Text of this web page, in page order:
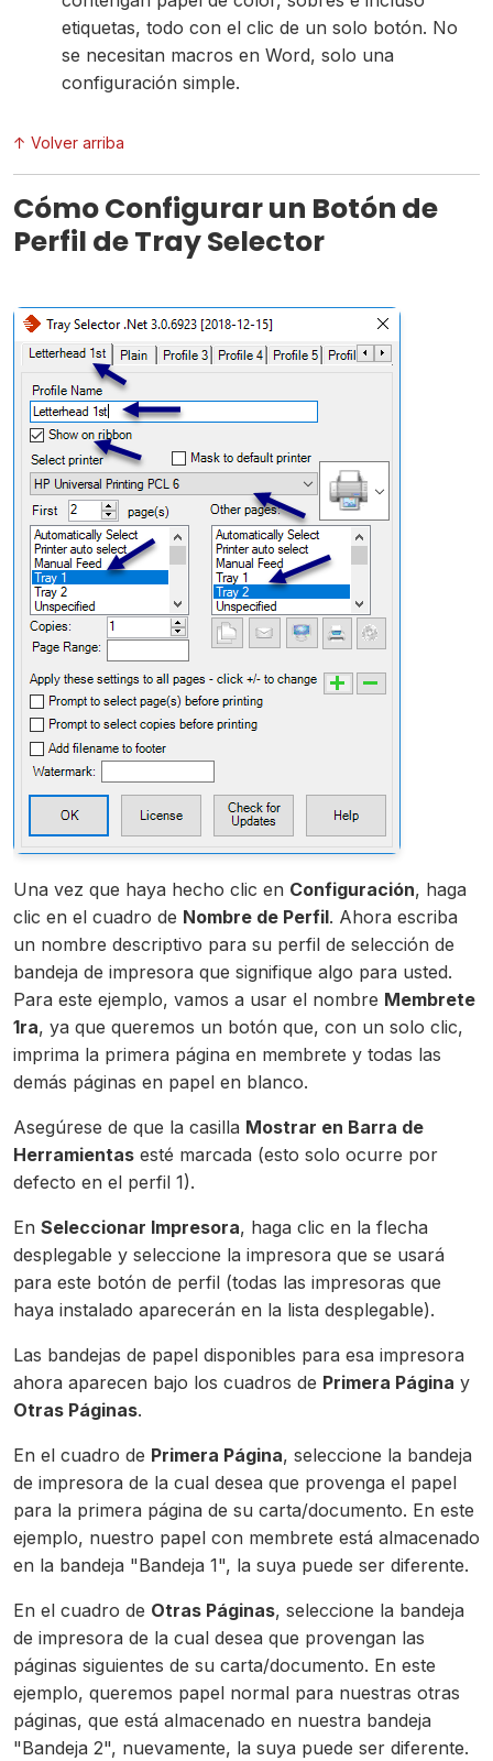
etiquetas, todo con el clic de un solo botón. No
se necesitan macros en Word, solo una
configuración simple.
↑ Volver arriba
Cómo Configurar un Botón de
Perfil de Tray Selector
Una vez que haya hecho clic en Configuración, haga
clic en el cuadro de Nombre de Perfil. Ahora escriba
un nombre descriptivo para su perfil de selección de
bandeja de impresora que signifique algo para usted.
Para este ejemplo, vamos a usar el nombre Membrete
1ra, ya que queremos un botón que, con un solo clic,
imprima la primera página en membrete y todas las
demás páginas en papel en blanco.
Asegúrese de que la casilla Mostrar en Barra de
Herramientas esté marcada (esto solo ocurre por
defecto en el perfil 1).
En Seleccionar Impresora, haga clic en la flecha
desplegable y seleccione la impresora que se usará
para este botón de perfil (todas las impresoras que
haya instalado aparecerán en la lista desplegable).
Las bandejas de papel disponibles para esa impresora
ahora aparecen bajo los cuadros de Primera Página y
Otras Páginas.
En el cuadro de Primera Página, seleccione la bandeja
de impresora de la cual desea que provenga el papel
para la primera página de su carta/documento. En este
ejemplo, nuestro papel con membrete está almacenado
en la bandeja "Bandeja 1", la suya puede ser diferente.
En el cuadro de Otras Páginas, seleccione la bandeja
de impresora de la cual desea que provengan las
páginas siguientes de su carta/documento. En este
ejemplo, queremos papel normal para nuestras otras
páginas, que está almacenado en nuestra bandeja
"Bandeja 2", nuevamente, la suya puede ser diferente.